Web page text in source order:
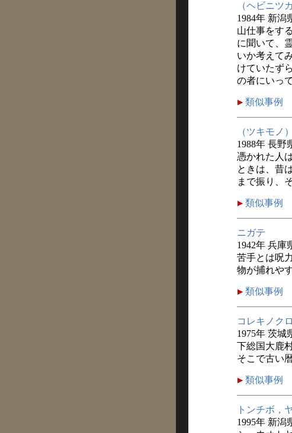
（ヘビニツ
1984年 新潟
山仕事をす
に聞いて、
いか考えて
けていたず
の者にいっ
類似事例
（ツキモノ）
1988年 長野
憑かれた人
ときは、昔
まで振り、
類似事例
ニガテ
1942年 兵庫
苦手とは呪
物が捕れや
類似事例
コレキノク
1975年 茨城
下総国大鹿
そこで古い
類似事例
トンチボ，
1995年 新潟